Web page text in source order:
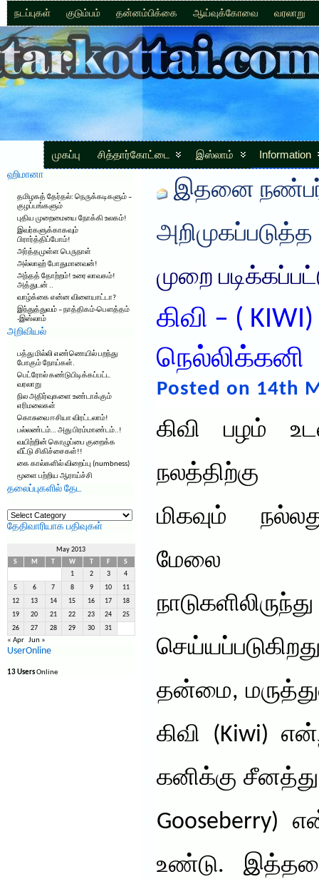
நடப்புகள் குடும்பம் தன்னம்பிக்கை ஆய்வுக்கோவை வரலாறு
முகப்பு சித்தார்கோட்டை இஸ்லாம் Information
ஹிமானா
தமிழகத் தேர்தல்: நெருக்கடிகளும் –
குழப்பங்களும்
புதிய முறைமையை நோக்கி உலகம்!
இவர்களுக்காகவும்
பிரார்த்திப்போம்!
அர்த்தமுள்ள பெருநாள்
அல்லாஹ் போதுமானவன்!
அந்தத் தோற்றம்! உரை லாவகம்!
அத்துடன் ..
வாழ்க்கை என்ன விளையாட்டா?
இந்துத்துவம் – நாத்திகம்-பௌத்தம்
-இஸ்லாம்
அறிவியல்
பத்து மில்லி எண்ணெயில் பறந்து
போகும் நோய்கள்.
பெட்ரோல் கண்டுபிடிக்கப்பட்ட
வரலாறு
நில அதிர்வுகளை உண்டாக்கும்
எரிமலைகள்
கொசுவை ஈசியா விரட்டலாம்!
பல்லண்டம்… அது பிரம்மாண்டம்..!
வயிற்றின் கொழுப்பை குறைக்க
வீட்டு சிகிச்சைகள்!!
கை கால்களில் விறைப்பு (numbness)
மூளை பற்றிய ஆராய்ச்சி
தலைப்புகளில் தேட
தலைப்புகளில்
தேட
தேதிவாரியாக பதிவுகள்
May 2013
S
M W F
S
1
2 3 4
5 6 7 8 9 10 11
12 13 14 15 16 17 18
19 20 21 22 23 24 25
26 27 28 29 30 31
« Apr Jun »
UserOnline
13 UsersOnline
இதனை
அறிமுகப்படுத்த
முறை
கிவி – (
நெல்லிக்கனி
Posted on 14th
கிவி பழம்
நலத்திற்கு
மிகவும்
மேலை
தன்மை,
கிவி (Kiwi)
கனிக்கு சீனத்து
Gooseberry)
உண்டு.